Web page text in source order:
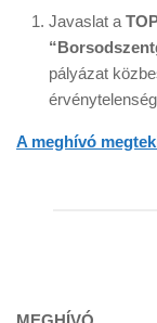
Javaslat a
pályázat
A meghívó